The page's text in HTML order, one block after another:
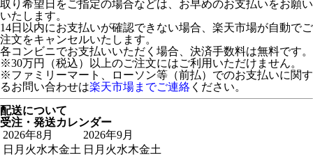
取り希望日をご指定の場合などは、お早めのお支払いをお願い
いたします。
14日以内にお支払いが確認できない場合、楽天市場が自動でご
注文をキャンセルいたします。
各コンビニでお支払いいただく場合、決済手数料は無料です。
※30万円（税込）以上のご注文にはご利用いただけません。
※ファミリーマート、ローソン等（前払）でのお支払いに関す
るお問い合わせは楽天市場までご連絡 ください。
配送について
受注・発送カレンダー
2026年8月
日 月 火水木金土
2026年9月
日 月 火水木金土